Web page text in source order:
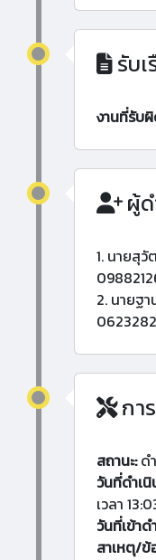
รับ
งานที่รับ
ผู้
1. นายสุ
2. นายฐ
กา
สถานะ:ด
วันที่ดำเนิ
เวลา
วันที่เข้าด
สาเหตุ/ข้